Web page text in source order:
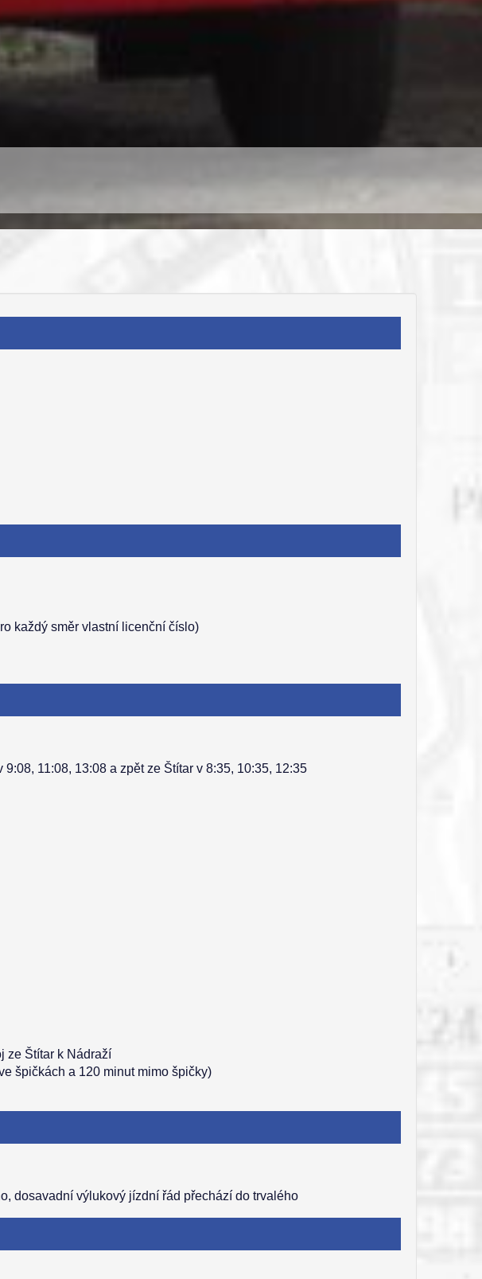
každý směr vlastní licenční číslo)
11:08, 13:08 a zpět ze Štítar v 8:35, 10:35, 12:35
ze Štítar k Nádraží
špičkách a 120 minut mimo špičky)
dosavadní výlukový jízdní řád přechází do trvalého